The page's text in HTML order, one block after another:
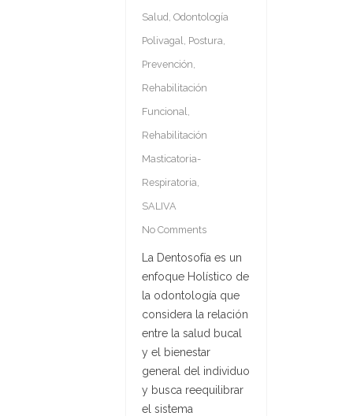
Salud Odontología
Polivagal Postura
Prevención
Rehabilitación
Funcional
Rehabilitación
Masticatoria-
Respiratoria
SALIVA
No Comments
La Dentosofía es un
enfoque Holístico de
la odontología que
considera la relación
entre la salud bucal
y el bienestar
general del individuo
y busca reequilibrar
el sistema